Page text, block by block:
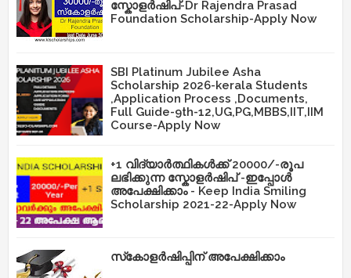
സ്കോളർഷിപ്-Dr Rajendra Prasad
Foundation Scholarship-Apply Now
SBI Platinum Jubilee Asha
Scholarship 2026-kerala Students
,Application Process ,Documents,
Full Guide-9th-12,UG,PG,MBBS,IIT,IIM
Course-Apply Now
+1 വിദ്യാർത്ഥികൾക്ക് 20000/-രൂപ
ലഭിക്കുന്ന സ്കോളർഷിപ് -ഇപ്പോൾ
അപേക്ഷിക്കാം - Keep India Smiling
Scholarship 2021-22-Apply Now
സ്‌കോളർഷിപ്പിന് അപേക്ഷിക്കാം